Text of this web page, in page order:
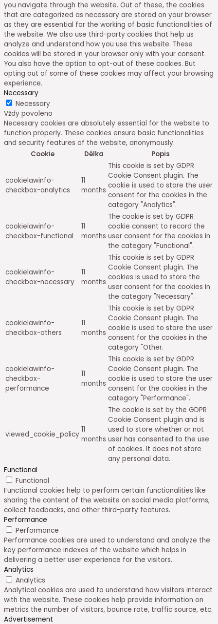
you navigate through the website. Out of these, the cookies
that are categorized as necessary are stored on your browser
as they are essential for the working of basic functionalities of
the website. We also use third-party cookies that help us
analyze and understand how you use this website. These
cookies will be stored in your browser only with your consent.
You also have the option to opt-out of these cookies. But
opting out of some of these cookies may affect your browsing
experience.
Necessary
Necessary
Vždy povoleno
Necessary cookies are absolutely essential for the website to
function properly. These cookies ensure basic functionalities
and security features of the website, anonymously.
Cookie
Délka Popis
cookielawinfo-
checkbox-analytics
11
months
This cookie is set by GDPR
Cookie Consent plugin. The
cookie is used to store the user
consent for the cookies in the
category "Analytics".
cookielawinfo-
checkbox-functional
11
months
The cookie is set by GDPR
cookie consent to record the
user consent for the cookies in
the category "Functional".
cookielawinfo-
checkbox-necessary
11
months
This cookie is set by GDPR
Cookie Consent plugin. The
cookies is used to store the
user consent for the cookies in
the category "Necessary".
cookielawinfo-
checkbox-others
11
months
This cookie is set by GDPR
Cookie Consent plugin. The
cookie is used to store the user
consent for the cookies in the
category "Other.
cookielawinfo-
checkbox-
performance
11
months
This cookie is set by GDPR
Cookie Consent plugin. The
cookie is used to store the user
consent for the cookies in the
category "Performance".
viewed_cookie_policy
11
months
The cookie is set by the GDPR
Cookie Consent plugin and is
used to store whether or not
user has consented to the use
of cookies. It does not store
any personal data.
Functional
Functional
Functional cookies help to perform certain functionalities like
sharing the content of the website on social media platforms,
collect feedbacks, and other third-party features.
Performance
Performance
Performance cookies are used to understand and analyze the
key performance indexes of the website which helps in
delivering a better user experience for the visitors.
Analytics
Analytics
Analytical cookies are used to understand how visitors interact
with the website. These cookies help provide information on
metrics the number of visitors, bounce rate, traffic source, etc.
Advertisement